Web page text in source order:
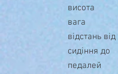
висота
вага
відстань від
сидіння до
педалей